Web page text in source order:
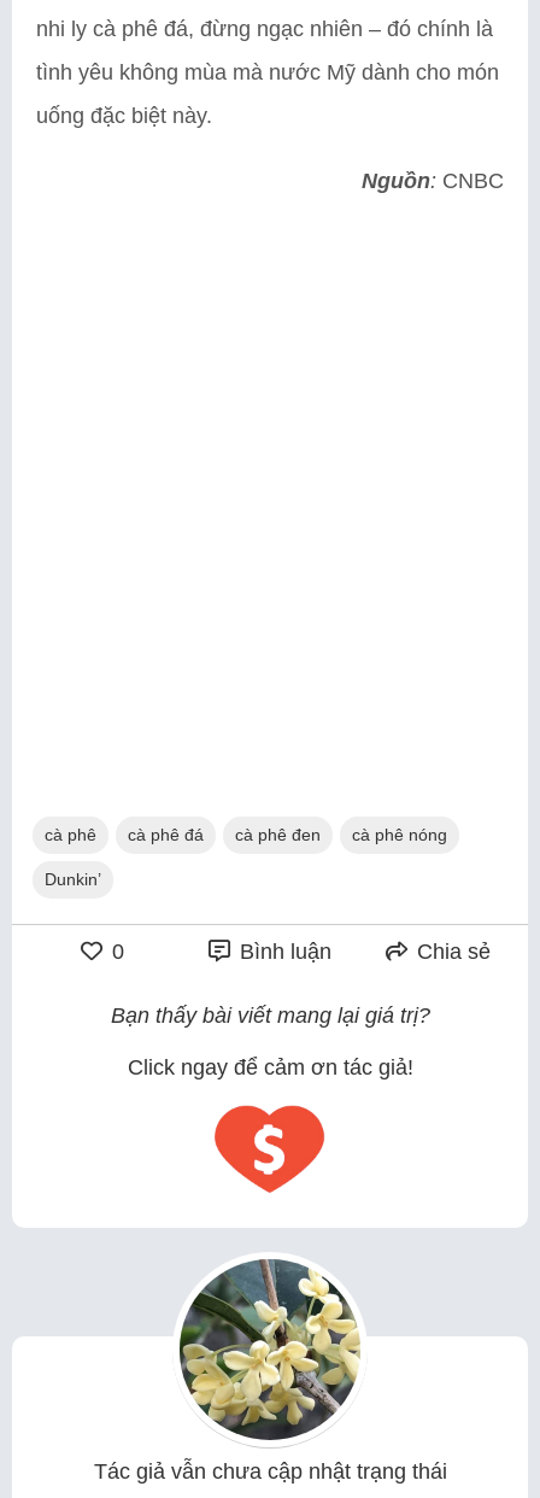
nhi ly cà phê đá, đừng ngạc nhiên – đó chính là
tình yêu không mùa mà nước Mỹ dành cho món
uống đặc biệt này.
Nguồn: CNBC
cà phê cà phê đá cà phê đen cà phê nóng
Dunkin’
0 Bình luận Chia sẻ
Bạn thấy bài viết mang lại giá trị?
Click ngay để cảm ơn tác giả!
Tác giả vẫn chưa cập nhật trạng thái